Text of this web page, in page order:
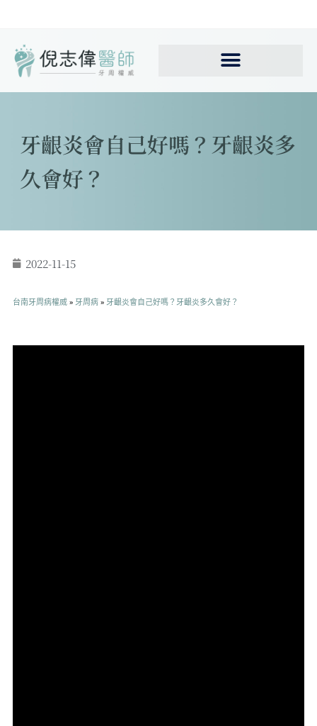
牙齦炎會自己好嗎？牙齦炎多
久會好？
2022-11-15
台南牙周病權威 » 牙周病 » 牙齦炎會自己好嗎？牙齦炎多久會好？